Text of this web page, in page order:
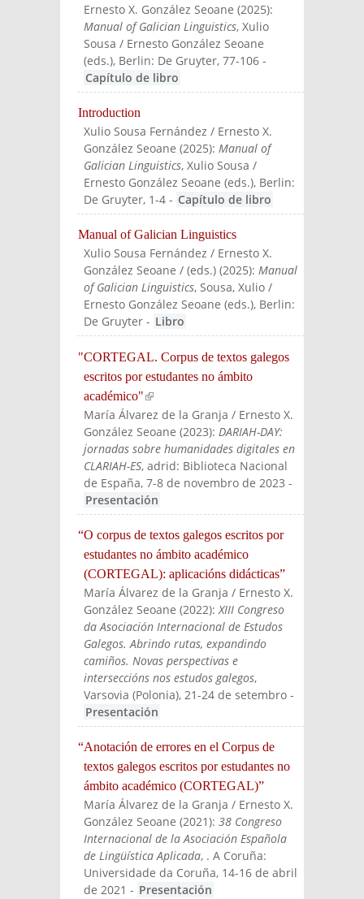
Ernesto X. González Seoane (2025):
Manual of Galician Linguistics, Xulio
Sousa / Ernesto González Seoane
(eds.), Berlin: De Gruyter, 77-106 -
Capítulo de libro
Introduction
Xulio Sousa Fernández / Ernesto X.
González Seoane (2025):Manual of
Galician Linguistics, Xulio Sousa /
Ernesto González Seoane (eds.), Berlin:
De Gruyter, 1-4 - Capítulo de libro
Manual of Galician Linguistics
Xulio Sousa Fernández / Ernesto X.
González Seoane / (eds.) (2025):Manual
of Galician Linguistics, Sousa, Xulio /
Ernesto González Seoane (eds.), Berlin:
De Gruyter - Libro
"CORTEGAL. Corpus de textos galegos
escritos por estudantes no ámbito
académico"(link is external)
María Álvarez de la Granja / Ernesto X.
González Seoane (2023): DARIAH-DAY:
jornadas sobre humanidades digitales en
CLARIAH-ES, adrid: Biblioteca Nacional
de España, 7-8 de novembro de 2023 -
Presentación
“O corpus de textos galegos escritos por
estudantes no ámbito académico
(CORTEGAL): aplicacións didácticas”
María Álvarez de la Granja / Ernesto X.
González Seoane (2022):XIII Congreso
da Asociación Internacional de Estudos
Galegos. Abrindo rutas, expandindo
camiños. Novas perspectivas e
interseccións nos estudos galegos,
Varsovia (Polonia), 21-24 de setembro -
Presentación
“Anotación de errores en el Corpus de
textos galegos escritos por estudantes no
ámbito académico (CORTEGAL)”
María Álvarez de la Granja / Ernesto X.
González Seoane (2021):38 Congreso
Internacional de la Asociación Española
de Lingüística Aplicada, . A Coruña:
Universidade da Coruña, 14-16 de abril
de 2021 - Presentación